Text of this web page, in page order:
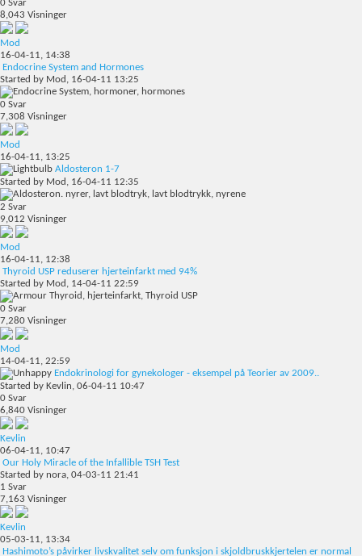
0 Svar
8,043 Visninger
Mod
16-04-11, 14:38
Endocrine System and Hormones
Started by Mod , 16-04-11 13:25
0 Svar
7,308 Visninger
Mod
16-04-11, 13:25
Aldosteron 1-7
Started by Mod , 16-04-11 12:35
2 Svar
9,012 Visninger
Mod
16-04-11, 12:38
Thyroid USP reduserer hjerteinfarkt med 94%
Started by Mod , 14-04-11 22:59
0 Svar
7,280 Visninger
Mod
14-04-11, 22:59
Endokrinologi for gynekologer - eksempel på Teorier av 2009..
Started by Kevlin, 06-04-11 10:47
0 Svar
6,840 Visninger
Kevlin
06-04-11, 10:47
Our Holy Miracle of the Infallible TSH Test
Started by nora, 04-03-11 21:41
1 Svar
7,163 Visninger
Kevlin
05-03-11, 13:34
Hashimoto’s påvirker livskvalitet selv om funksjon i skjoldbruskkjertelen er normal